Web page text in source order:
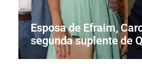
Esposa de Efraim,
segunda suplente de